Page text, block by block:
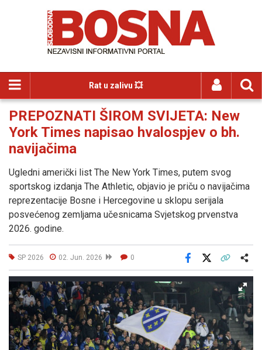
Rat u zalivu 💥
PREPOZNATI ŠIROM SVIJETA: New
York Times napisao hvalospjev o bh.
navijačima
Ugledni američki list The New York Times, putem svog
sportskog izdanja The Athletic, objavio je priču o navijačima
reprezentacije Bosne i Hercegovine u sklopu serijala
posvećenog zemljama učesnicama Svjetskog prvenstva
2026. godine.
SP 2026 02. Jun. 2026 0
Facebook